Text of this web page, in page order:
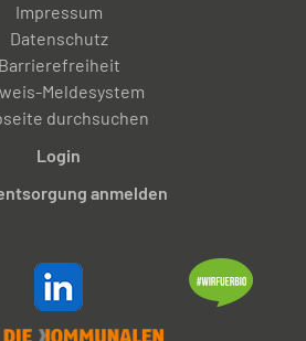
Impressum
Datenschutz
Barrierefreiheit
Meldesystem
durchsuchen
Login
anmelden